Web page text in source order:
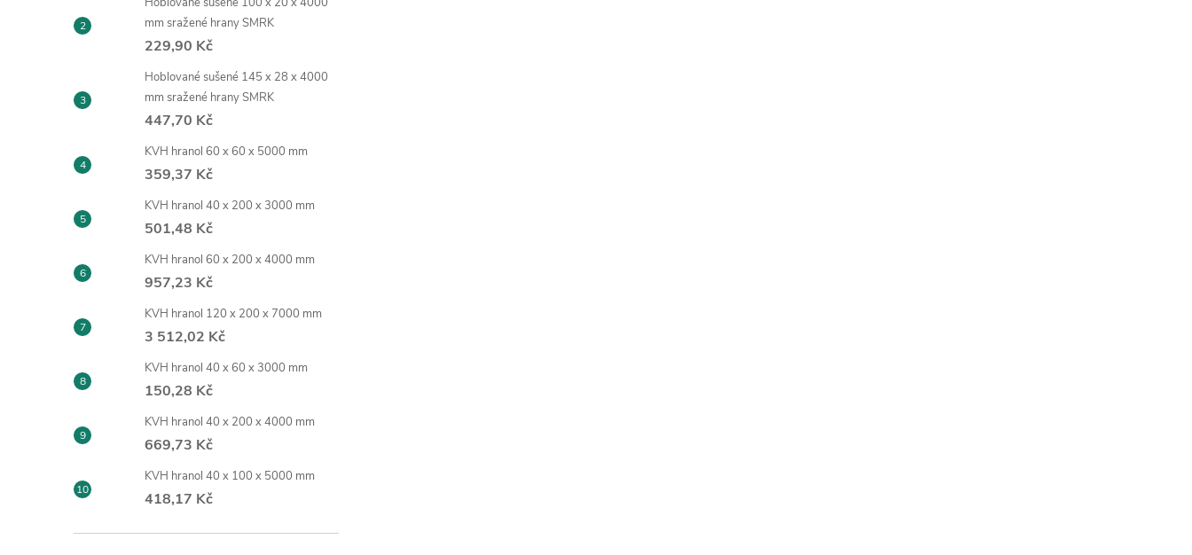
mm sražené hrany SMRK
229,90 Kč
Hoblované sušené 145 x 28 x 4000
mm sražené hrany SMRK
447,70 Kč
KVH hranol 60 x 60 x 5000 mm
359,37 Kč
KVH hranol 40 x 200 x 3000 mm
501,48 Kč
KVH hranol 60 x 200 x 4000 mm
957,23 Kč
KVH hranol 120 x 200 x 7000 mm
3 512,02 Kč
KVH hranol 40 x 60 x 3000 mm
150,28 Kč
KVH hranol 40 x 200 x 4000 mm
669,73 Kč
KVH hranol 40 x 100 x 5000 mm
418,17 Kč